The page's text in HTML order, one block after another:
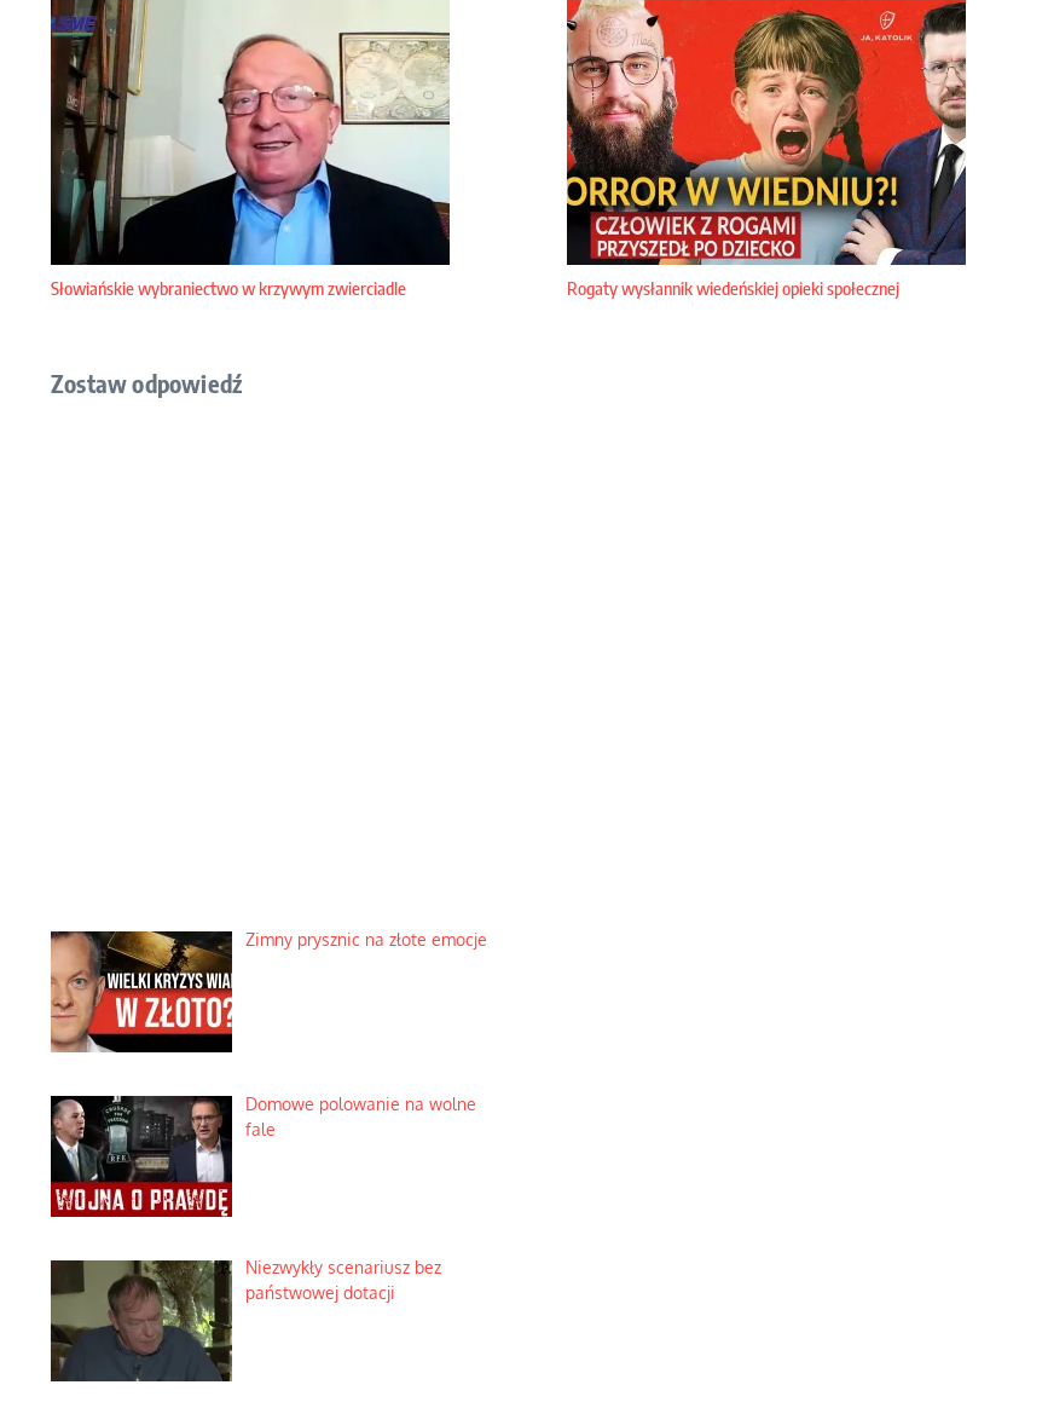
Słowiańskie wybraniectwo w krzywym zwierciadle Rogaty wysłannik wiedeńskiej opieki społecznej
Zostaw odpowiedź
Zimny prysznic na złote emocje
Domowe polowanie na wolne
fale
Niezwykły scenariusz bez
państwowej dotacji